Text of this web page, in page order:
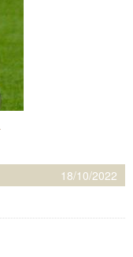
18/10/2022